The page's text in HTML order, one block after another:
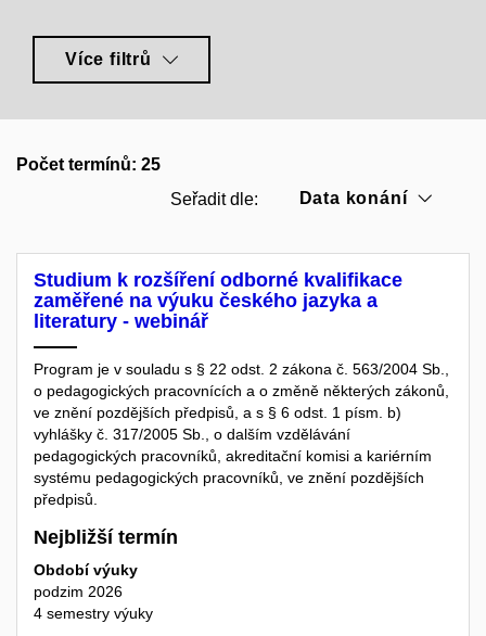
Více filtrů
Počet termínů: 25
Seřadit dle:
Data konání
Studium k rozšíření odborné kvalifikace
zaměřené na výuku českého jazyka a
literatury - webinář
Program je v souladu s § 22 odst. 2 zákona č. 563/2004 Sb.,
o pedagogických pracovnících a o změně některých zákonů,
ve znění pozdějších předpisů, a s § 6 odst. 1 písm. b)
vyhlášky č. 317/2005 Sb., o dalším vzdělávání
pedagogických pracovníků, akreditační komisi a kariérním
systému pedagogických pracovníků, ve znění pozdějších
předpisů.
Nejbližší termín
Období výuky
podzim 2026
4 semestry výuky